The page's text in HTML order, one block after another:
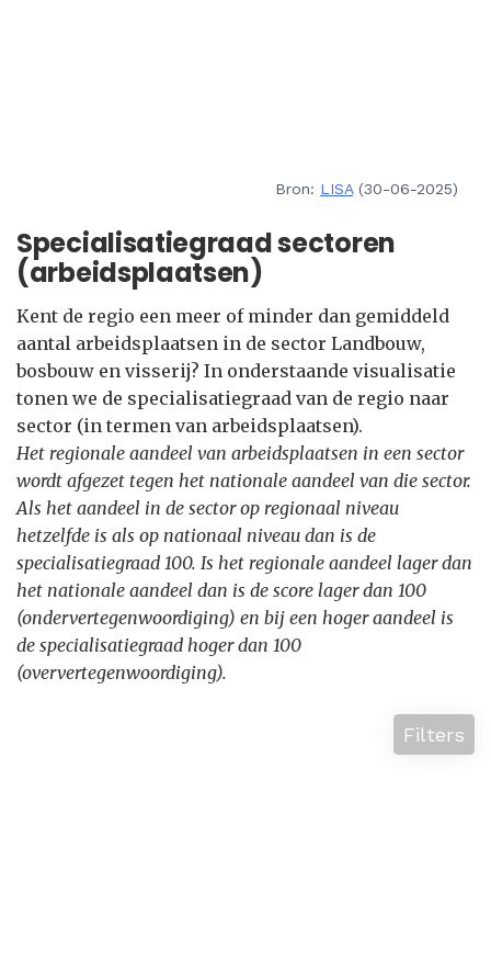
Bron: LISA(30-06-2025)
Specialisatiegraad sectoren
(arbeidsplaatsen)
Kent de regio een meer of minder dan gemiddeld
aantal arbeidsplaatsen in de sector Landbouw,
bosbouw en visserij? In onderstaande visualisatie
tonen we de specialisatiegraad van de regio naar
sector (in termen van arbeidsplaatsen).
Het regionale aandeel van arbeidsplaatsen in een sector
wordt afgezet tegen het nationale aandeel van die sector.
Als het aandeel in de sector op regionaal niveau
hetzelfde is als op nationaal niveau dan is de
specialisatiegraad 100. Is het regionale aandeel lager dan
het nationale aandeel dan is de score lager dan 100
(ondervertegenwoordiging) en bij een hoger aandeel is
de specialisatiegraad hoger dan 100
(oververtegenwoordiging).
Filters